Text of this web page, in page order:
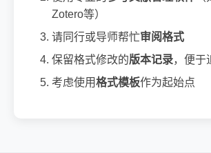
Zotero等）
请同行或导师帮忙审阅格式
保留格式修改的版本记录，便于
考虑使用格式模板作为起始点